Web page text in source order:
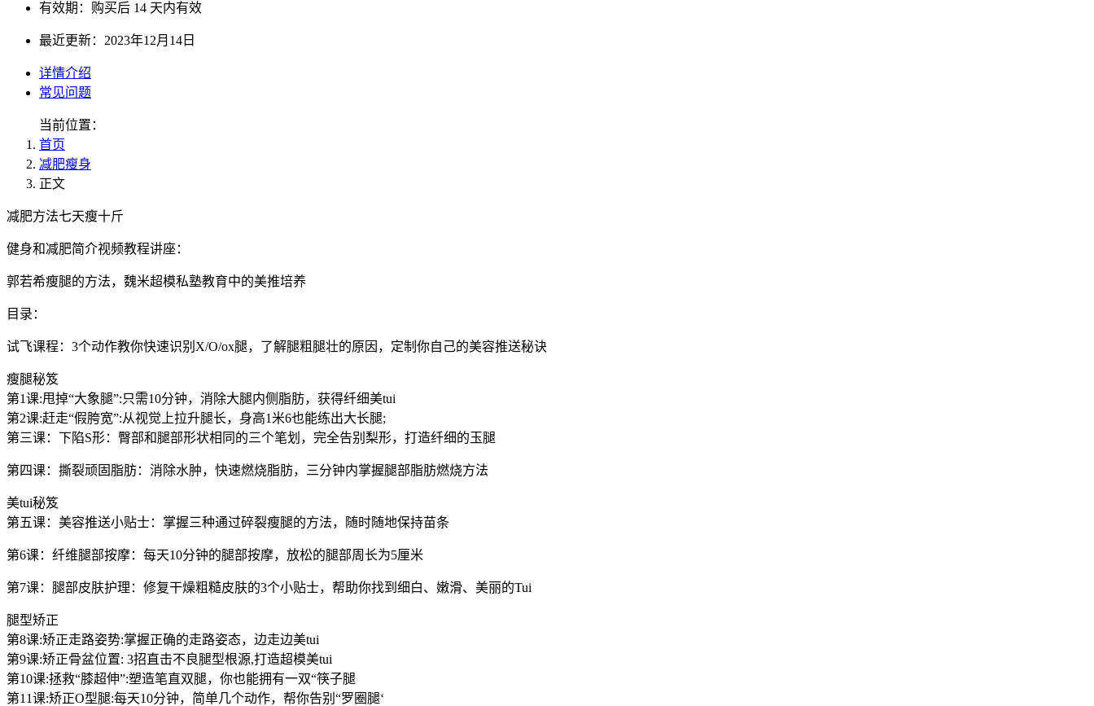
有效期：购买后 14 天内有效
最近更新：2023年12月14日
详情介绍
常见问题
当前位置：
首页
减肥瘦身
正文
减肥方法七天瘦十斤
健身和减肥简介视频教程讲座：
郭若希瘦腿的方法，魏米超模私塾教育中的美推培养
目录：
试飞课程：3个动作教你快速识别X/O/ox腿，了解腿粗腿壮的原因，定制你自己的美容推送秘诀
瘦腿秘笈
第1课:甩掉“大象腿”:只需10分钟，消除大腿内侧脂肪，获得纤细美tui
第2课:赶走“假胯宽”:从视觉上拉升腿长，身高1米6也能练出大长腿;
第三课：下陷S形：臀部和腿部形状相同的三个笔划，完全告别梨形，打造纤细的玉腿
第四课：撕裂顽固脂肪：消除水肿，快速燃烧脂肪，三分钟内掌握腿部脂肪燃烧方法
美tui秘笈
第五课：美容推送小贴士：掌握三种通过碎裂瘦腿的方法，随时随地保持苗条
第6课：纤维腿部按摩：每天10分钟的腿部按摩，放松的腿部周长为5厘米
第7课：腿部皮肤护理：修复干燥粗糙皮肤的3个小贴士，帮助你找到细白、嫩滑、美丽的Tui
腿型矫正
第8课:矫正走路姿势:掌握正确的走路姿态，边走边美tui
第9课:矫正骨盆位置: 3招直击不良腿型根源,打造超模美tui
第10课:拯救“膝超伸”:塑造笔直双腿，你也能拥有一双“筷子腿
第11课:矫正O型腿:每天10分钟，简单几个动作，帮你告别“罗圈腿‘